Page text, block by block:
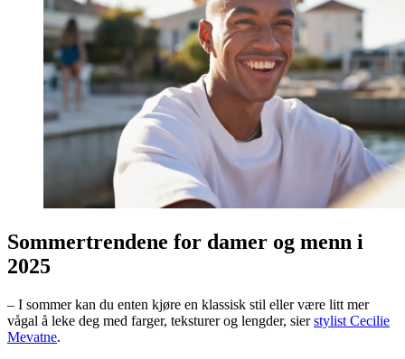
Sommertrendene for damer og menn i
2025
– I sommer kan du enten kjøre en klassisk stil eller være litt mer
vågal å leke deg med farger, teksturer og lengder, sierstylist Cecilie
Mevatne.